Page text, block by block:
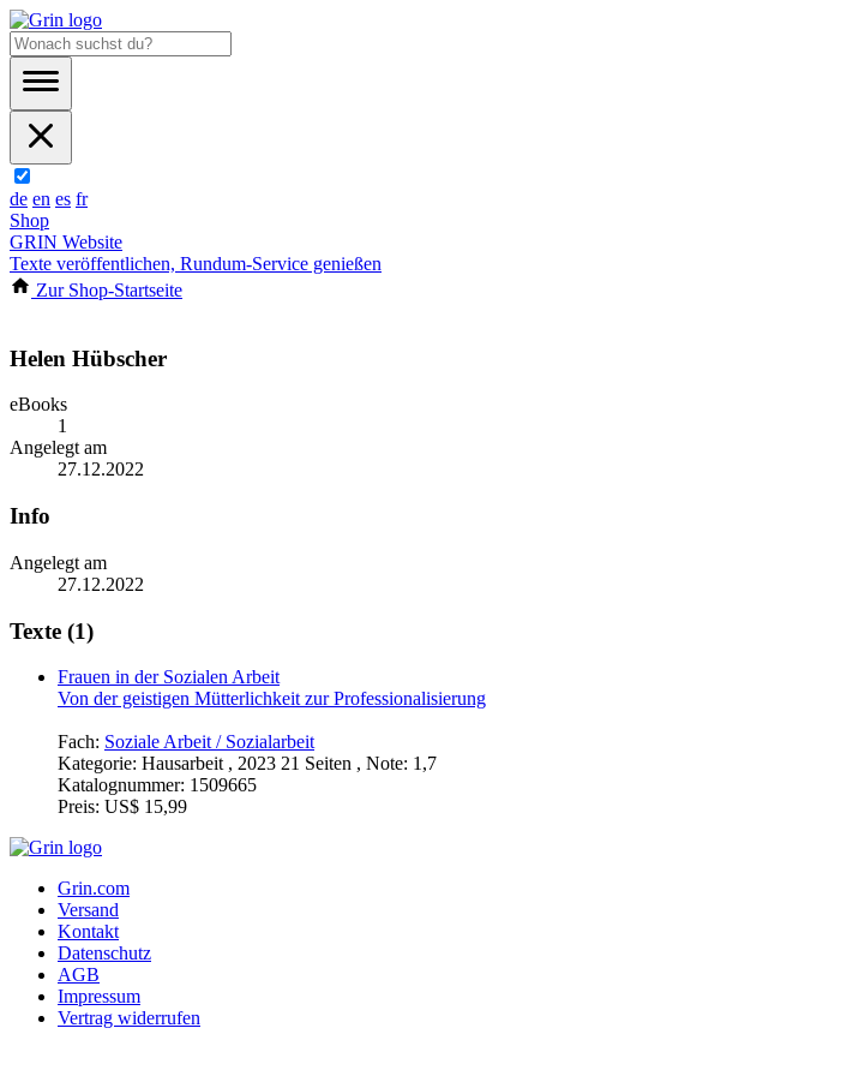
de en es fr
Shop
GRIN Website
Texte veröffentlichen, Rundum-Service genießen
Zur Shop-Startseite
Helen Hübscher
eBooks
1
Angelegt am
27.12.2022
Info
Angelegt am
27.12.2022
Texte (1)
Frauen in der Sozialen Arbeit
Von der geistigen Mütterlichkeit zur Professionalisierung
Fach: Soziale Arbeit / Sozialarbeit
Kategorie: Hausarbeit , 2023 21 Seiten , Note: 1,7
Katalognummer: 1509665
Preis: US$ 15,99
Grin.com
Versand
Kontakt
Datenschutz
AGB
Impressum
Vertrag widerrufen